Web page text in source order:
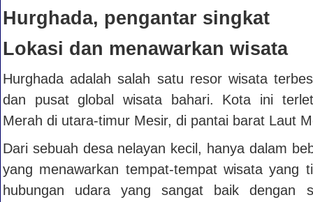
Hurghada, pengantar singkat
Lokasi dan menawarkan wisata
Hurghada adalah salah satu resor wisata
dan pusat global wisata bahari. Kota ini
Merah di utara-timur Mesir, di pantai barat Laut
Dari sebuah desa nelayan kecil, hanya dalam
yang menawarkan tempat-tempat wisata yang
hubungan udara yang sangat baik dengan